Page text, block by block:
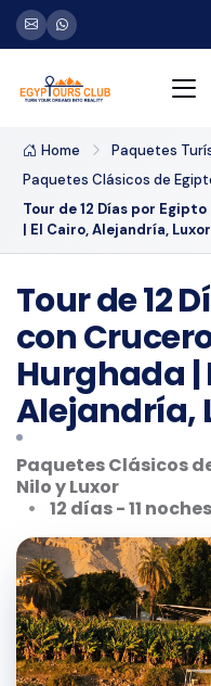
Home Paquetes
Paquetes Clásicos de
Tour de 12 Días por
| El Cairo, Alejandría,
Tour de 12
con
Hurghada |
Alejandría,
Paquetes Clásicos
Nilo y Luxor
12 días - 11 noches